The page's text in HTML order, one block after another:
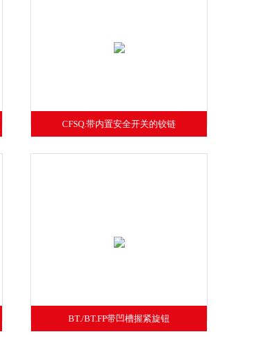
CFSQ.带内置安全开关的铰链
BT./BT.FP带凹槽握紧旋钮